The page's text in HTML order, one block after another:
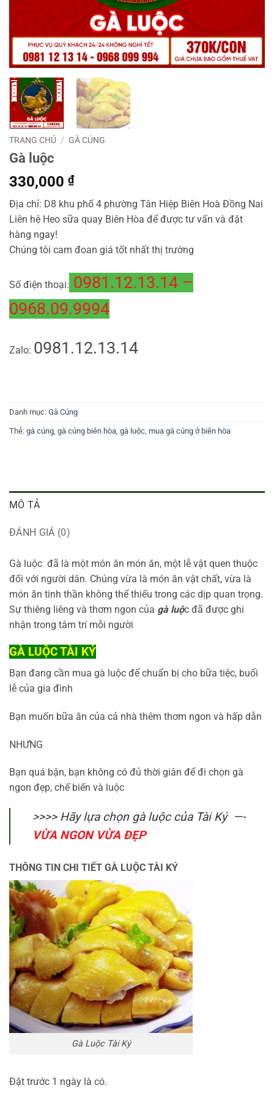
TRANG CHỦ / GÀ CÚNG
Gà luộc
330,000 ₫
Địa chỉ: D8 khu phố 4 phường Tân Hiệp Biên Hoà Đồng Nai
Liên hệ Heo sữa quay Biên Hòa để được tư vấn và đặt
hàng ngay!
Chúng tôi cam đoan giá tốt nhất thị trường
Số điện thoại: 0981.12.13.14 –
0968.09.9994
Zalo: 0981.12.13.14
Danh mục: Gà Cúng
Thẻ: gà cúng gà cúng biên hòa gà luộc mua gà cúng ở biên hòa
MÔ TẢ
ĐÁNH GIÁ (0)
Gà luộc đã là một món ăn món ăn, một lễ vật quen thuộc
đối với người dân. Chúng vừa là món ăn vật chất, vừa là
món ăn tinh thần không thể thiếu trong các dịp quan trọng.
Sự thiêng liêng và thơm ngon của gà luộc đã được ghi
nhận trong tâm trí mỗi người
GÀ LUỘC TÀI KÝ
Bạn đang cần mua gà luộc để chuẩn bị cho bữa tiệc, buổi
lễ của gia đình
Bạn muốn bữa ăn của cả nhà thêm thơm ngon và hấp dẫn
NHƯNG
Bạn quá bận, bạn không có đủ thời giân để đi chọn gà
ngon đẹp, chế biến và luộc
>>>> Hãy lựa chọn gà luộc của Tài Ký —-
VỪA NGON VỪA ĐẸP
THÔNG TIN CHI TIẾT GÀ LUỘC TÀI KÝ
Gà Luộc Tài Ký
Đặt trước 1 ngày là có.